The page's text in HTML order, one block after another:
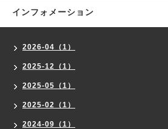
インフォメーション
2026-04（1）
2025-12（1）
2025-05（1）
2025-02（1）
2024-09（1）